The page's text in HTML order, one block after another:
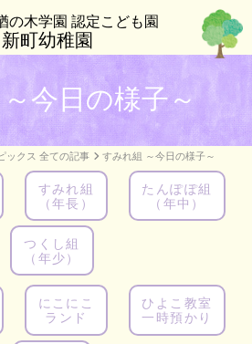
の木学園 認定こども園
新町幼稚園
今日の様子～
ックス 全ての記事 すみれ組 ～今日の様子～
すみれ組
（年長）
たんぽぽ組
（年中）
つくし組
（年少）
にこにこ
ランド
ひよこ教室
一時預かり